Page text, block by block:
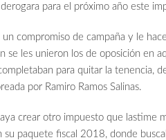
para el próximo año este
compromiso de campaña y le
se les unieron los de oposición en
para quitar la tenencia,
por Ramiro Ramos Salinas.
crear otro impuesto que lastime
su paquete fiscal 2018, donde